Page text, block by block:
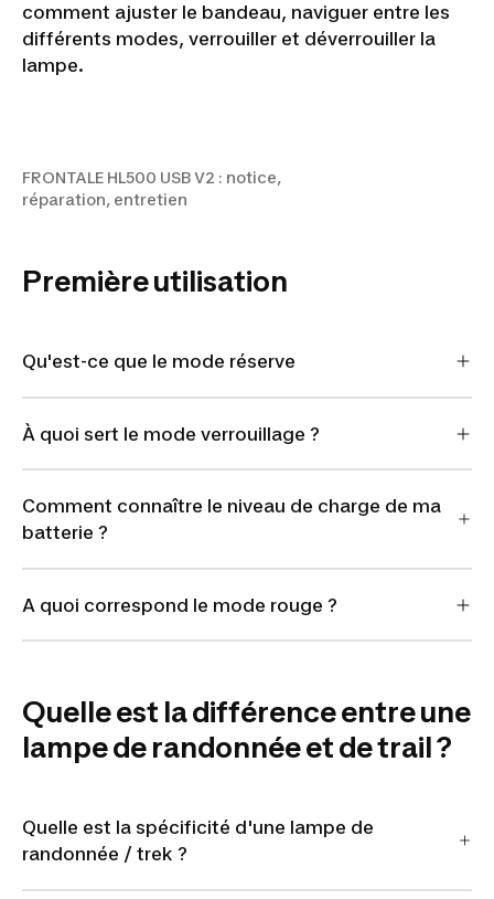
comment ajuster le bandeau, naviguer entre les
différents modes, verrouiller et déverrouiller la
lampe.
FRONTALE HL500 USB V2 : notice,
réparation, entretien
Première utilisation
Qu'est-ce que le mode réserve
À quoi sert le mode verrouillage ?
Comment connaître le niveau de charge de ma
batterie ?
A quoi correspond le mode rouge ?
Quelle est la différence entre une
lampe de randonnée et de trail ?
Quelle est la spécificité d'une lampe de
randonnée / trek ?